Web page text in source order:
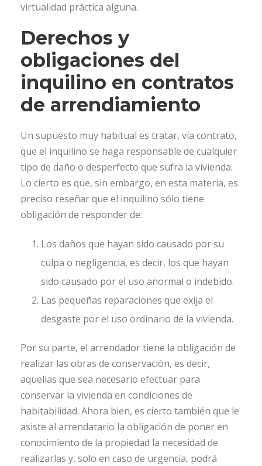
virtualidad práctica alguna.
Derechos y
obligaciones del
inquilino en contratos
de arrendiamiento
Un supuesto muy habitual es tratar, vía contrato,
que el inquilino se haga responsable de cualquier
tipo de daño o desperfecto que sufra la vivienda.
Lo cierto es que, sin embargo, en esta materia, es
preciso reseñar que el inquilino sólo tiene
obligación de responder de:
Los daños que hayan sido causado por su
culpa o negligencia, es decir, los que hayan
sido causado por el uso anormal o indebido.
Las pequeñas reparaciones que exija el
desgaste por el uso ordinario de la vivienda.
Por su parte, el arrendador tiene la obligación de
realizar las obras de conservación, es decir,
aquellas que sea necesario efectuar para
conservar la vivienda en condiciones de
habitabilidad. Ahora bien, es cierto también que le
asiste al arrendatario la obligación de poner en
conocimiento de la propiedad la necesidad de
realizarlas y, solo en caso de urgencia, podrá